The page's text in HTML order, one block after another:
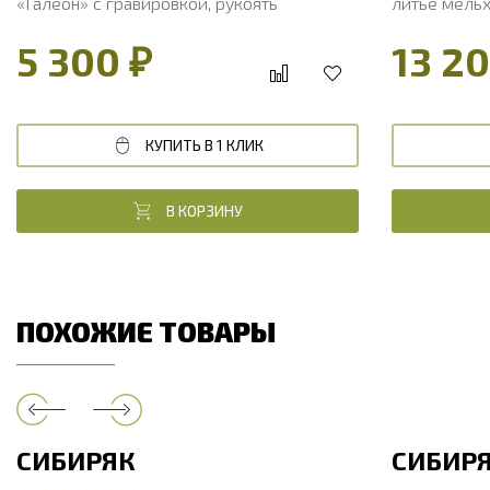
5 300 ₽
КУПИТЬ В 1 КЛИК
В КОРЗИНУ
13
ПОХОЖИЕ ТОВАРЫ
СИБИРЯК